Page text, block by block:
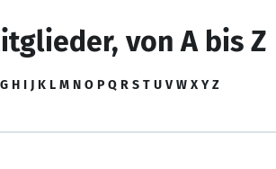
von A bis Z
G H I J K L M N O P Q R S T U V W X Y Z